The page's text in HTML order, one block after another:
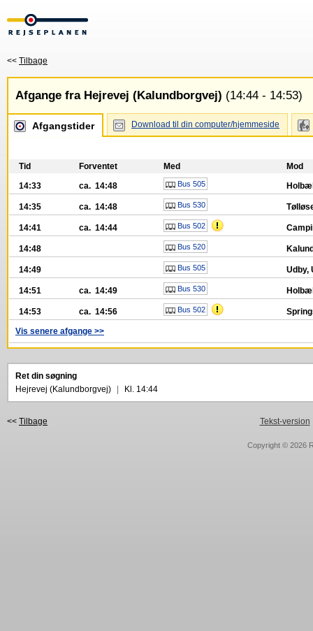
<< Tilbage
Afgange fra Hejrevej (Kalundborgvej) (14:44 - 14:53)
Afgangstider Download til din computer/hjemmeside
Tid Forventet Med
Mod
14:33
ca. 14:48 Bus 505
14:35 ca. 14:48 Bus 530
14:41 ca. 14:44 Bus 502
14:48 Bus 520
14:49 Bus 505 Udby,
14:51 ca. 14:49 Bus 530
14:53 ca. 14:56 Bus 502
Vis senere afgange >>
Ret din søgning
Hejrevej (Kalundborgvej)
Kl. 14:44
<< Tilbage Tekst-version
Copyright © 2026